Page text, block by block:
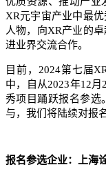
XR元宇宙产业中最
人物，向XR产业的
进业界交流合作。
目前，2024第七届
中，自从2023年12
秀项目踊跃报名参选
与，我们将陆续对报
报名参选企业：上海